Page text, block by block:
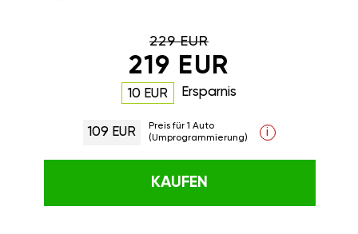
229 EUR
219 EUR
10 EUR Ersparnis
109 EUR
Preis für 1 Auto
(Umprogrammierung)
i
KAUFEN